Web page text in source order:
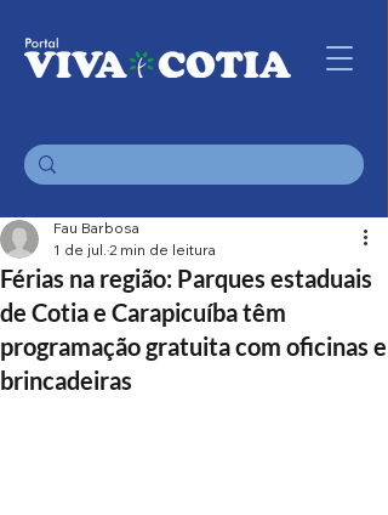
Férias na região: Parques estaduais
de Cotia e Carapicuíba têm
programação gratuita com oficinas e
brincadeiras
Fau Barbosa
1 de jul. 2 min de leitura